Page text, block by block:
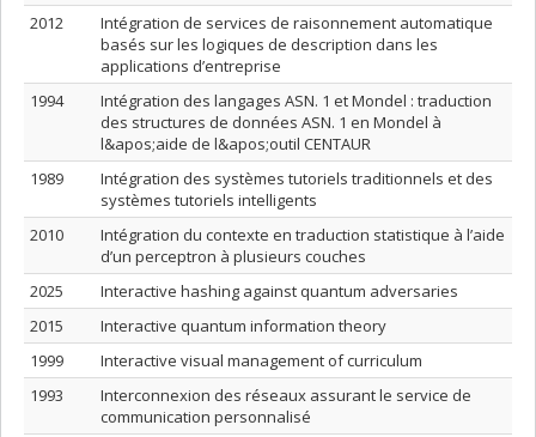
2012
Intégration de services de raisonnement automatique
basés sur les logiques de description dans les
applications d’entreprise
1994
Intégration des langages ASN. 1 et Mondel : traduction
des structures de données ASN. 1 en Mondel à
l&apos;aide de l&apos;outil CENTAUR
1989
Intégration des systèmes tutoriels traditionnels et des
systèmes tutoriels intelligents
2010
Intégration du contexte en traduction statistique à l’aide
d’un perceptron à plusieurs couches
2025
Interactive hashing against quantum adversaries
2015
Interactive quantum information theory
1999
Interactive visual management of curriculum
1993
Interconnexion des réseaux assurant le service de
communication personnalisé